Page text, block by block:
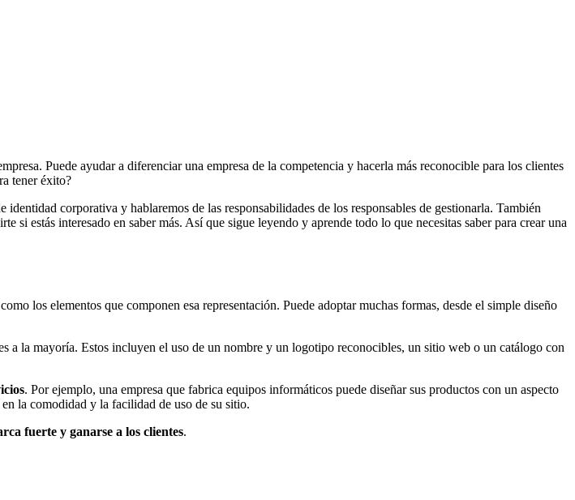
Puede ayudar a diferenciar una empresa de la competencia y hacerla más reconocible para los clientes
tener éxito?
corporativa y hablaremos de las responsabilidades de los responsables de gestionarla. También
estás interesado en saber más. Así que sigue leyendo y aprende todo lo que necesitas saber para crear una
los elementos que componen esa representación. Puede adoptar muchas formas, desde el simple diseño
a la mayoría. Estos incluyen el uso de un nombre y un logotipo reconocibles, un sitio web o un catálogo con
. Por ejemplo, una empresa que fabrica equipos informáticos puede diseñar sus productos con un aspecto
la comodidad y la facilidad de uso de su sitio.
fuerte y ganarse a los clientes.